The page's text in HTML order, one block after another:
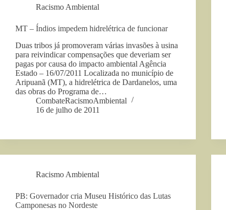
Racismo Ambiental
MT – Índios impedem hidrelétrica de funcionar
Duas tribos já promoveram várias invasões à usina
para reivindicar compensações que deveriam ser
pagas por causa do impacto ambiental Agência
Estado – 16/07/2011 Localizada no município de
Aripuanã (MT), a hidrelétrica de Dardanelos, uma
das obras do Programa de…
CombateRacismoAmbiental
16 de julho de 2011
Racismo Ambiental
PB: Governador cria Museu Histórico das Lutas
Camponesas no Nordeste